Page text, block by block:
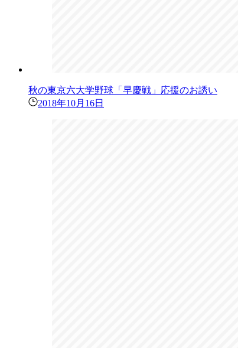
秋の東京六大学野球「早慶戦」応援のお誘い
2018年10月16日